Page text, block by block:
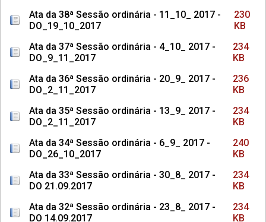
Ata da 38ª Sessão ordinária - 11_10_ 2017 -
DO_19_10_2017
230
KB
Ata da 37ª Sessão ordinária - 4_10_ 2017 -
DO_9_11_2017
234
KB
Ata da 36ª Sessão ordinária - 20_9_ 2017 -
DO_2_11_2017
236
KB
Ata da 35ª Sessão ordinária - 13_9_ 2017 -
DO_2_11_2017
234
KB
Ata da 34ª Sessão ordinária - 6_9_ 2017 -
DO_26_10_2017
240
KB
Ata da 33ª Sessão ordinária - 30_8_ 2017 -
DO 21.09.2017
234
KB
Ata da 32ª Sessão ordinária - 23_8_ 2017 -
DO 14.09.2017
234
KB